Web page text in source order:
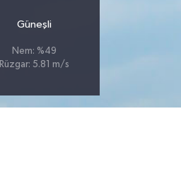
Güneşli
Nem: %49
Rüzgar: 5.81 m/s